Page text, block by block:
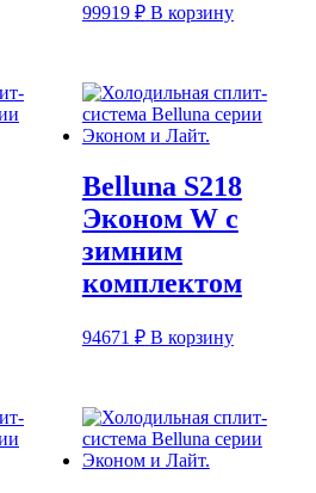
99919 ₽ В корзину
Belluna S218
Эконом W с
зимним
комплектом
94671 ₽ В корзину